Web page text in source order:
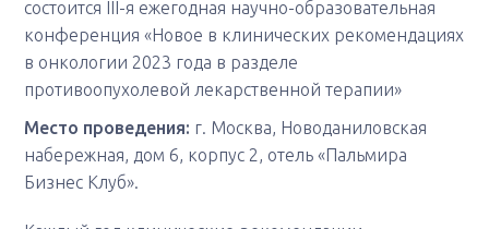
состоится III-я ежегодная научно-образовательная
конференция «Новое в клинических рекомендациях
в онкологии 2023 года в разделе
противоопухолевой лекарственной терапии»
Место проведения: г. Москва, Новоданиловская
набережная, дом 6, корпус 2, отель «Пальмира
Бизнес Клуб».